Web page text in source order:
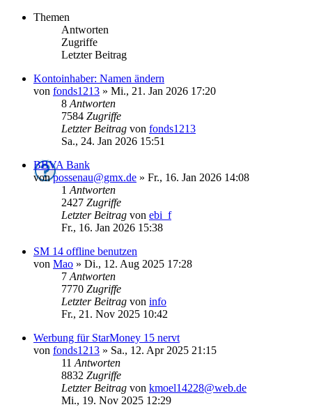
Themen
Antworten
Zugriffe
Letzter Beitrag
Kontoinhaber: Namen ändern
von fonds1213 » Mi., 21. Jan 2026 17:20
8 Antworten
7584 Zugriffe
Letzter Beitrag von fonds1213
Sa., 24. Jan 2026 15:51
BBVA Bank
vonpossenau@gmx.de » Fr., 16. Jan 2026 14:08
1 Antworten
2427 Zugriffe
Letzter Beitrag von ebi_f
Fr., 16. Jan 2026 15:38
SM 14 offline benutzen
von Mao » Di., 12. Aug 2025 17:28
7 Antworten
7770 Zugriffe
Letzter Beitrag von info
Fr., 21. Nov 2025 10:42
Werbung für StarMoney 15 nervt
von fonds1213 » Sa., 12. Apr 2025 21:15
11 Antworten
8832 Zugriffe
Letzter Beitrag von kmoel14228@web.de
Mi., 19. Nov 2025 12:29